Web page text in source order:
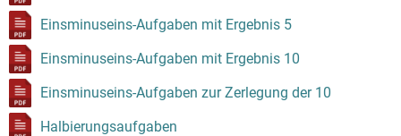
Einsminuseins-Aufgaben mit Ergebnis 5
Einsminuseins-Aufgaben mit Ergebnis 10
Einsminuseins-Aufgaben zur Zerlegung der 10
Halbierungsaufgaben